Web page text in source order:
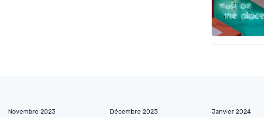
Novembre 2023 Décembre 2023 Janvier 2024